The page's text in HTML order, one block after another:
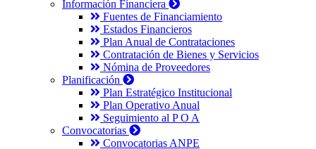
Información Financiera
Fuentes de Financiamiento
Estados Financieros
Plan Anual de Contrataciones
Contratación de Bienes y Servicios
Nómina de Proveedores
Planificación
Plan Estratégico Institucional
Plan Operativo Anual
Seguimiento al P O A
Convocatorias
Convocatorias ANPE